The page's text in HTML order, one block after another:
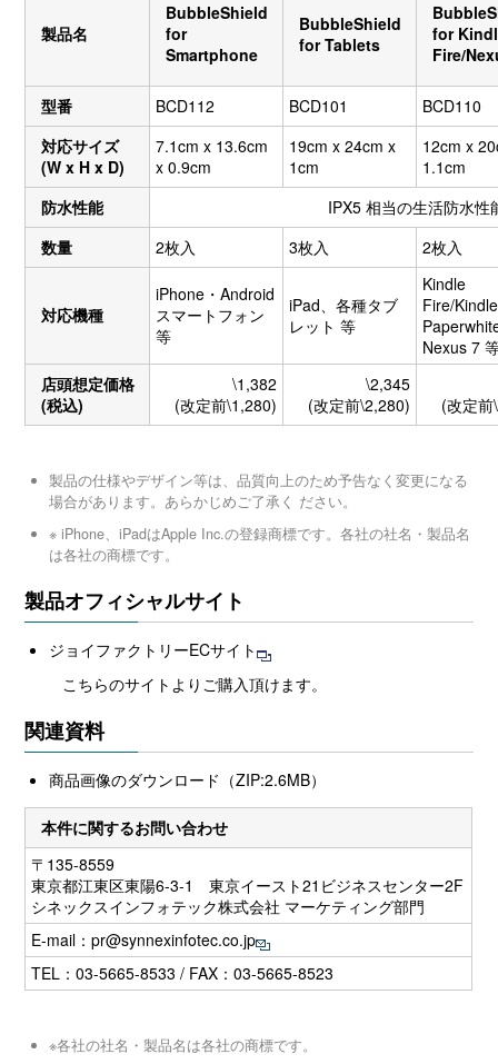
製品名
BubbleShield
for
Smartphone
BubbleShield
for Tablets
for
Fire/
型番 BCD112 BCD101
BCD110
対応サイズ
(W x H x D)
7.1cm x 13.6cm
x 0.9cm
19cm x 24cm x
1cm
12cm x
1.1cm
防水性能
IPX5 相当の生活防水性
数量
2枚入 3枚入 2枚入
対応機種
iPhone・Android
スマートフォン
等
iPad、各種タブ
レット 等
Kindle
Fire/Kindle
Nexus 7
店頭想定価格
(税込)
\1,382
(改定前\1,280)
\2,345
(改定前\2,280)
(改定
製品の仕様やデザイン等は、品質向上のため予告なく変更になる
場合があります。あらかじめご了承く ださい。
※ iPhone、iPadはApple Inc.の登録商標です。各社の社名・製品名
は各社の商標です。
製品オフィシャルサイト
ジョイファクトリーECサイト
こちらのサイトよりご購入頂けます。
関連資料
商品画像のダウンロード（ZIP:2.6MB）
本件に関するお問い合わせ
〒135-8559
東京都江東区東陽6-3-1 東京イースト21ビジネスセンター2F
シネックスインフォテック株式会社 マーケティング部門
E-mail：pr@synnexinfotec.co.jp
TEL：03-5665-8533 / FAX：03-5665-8523
※各社の社名・製品名は各社の商標です。